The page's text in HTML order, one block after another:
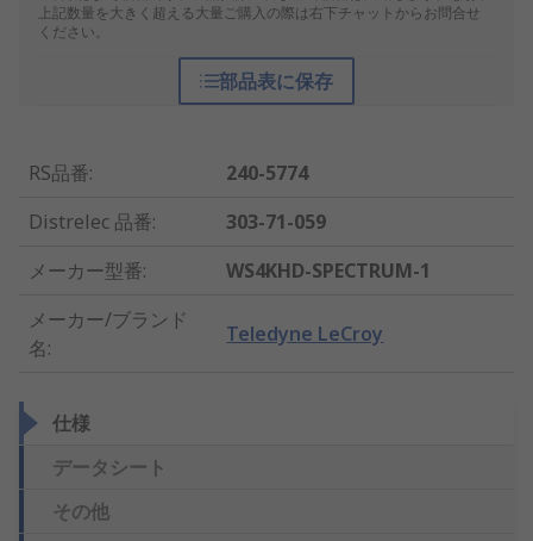
上記数量を大きく超える大量ご購入の際は右下チャットからお問合せ
ください。
部品表に保存
RS品番:
240-5774
Distrelec 品番:
303-71-059
メーカー型番:
WS4KHD-SPECTRUM-1
メーカー/ブランド
名:
Teledyne LeCroy
仕様
データシート
その他